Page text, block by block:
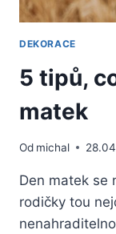
DEKORACE
5 tipů,
matek
Od michal
Den matek se
rodičky tou